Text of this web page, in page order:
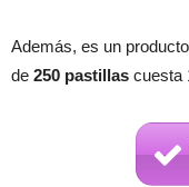
Además, es un
de 250 pastillas cuesta